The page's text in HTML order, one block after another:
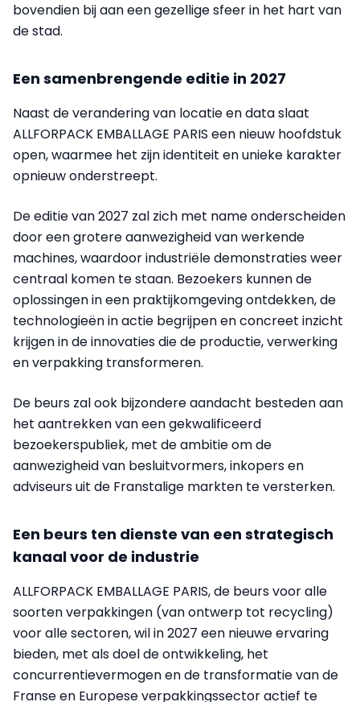
bovendien bij aan een gezellige sfeer in het hart van
de stad.
Een samenbrengende editie in 2027
Naast de verandering van locatie en data slaat
ALLFORPACK EMBALLAGE PARIS een nieuw hoofdstuk
open, waarmee het zijn identiteit en unieke karakter
opnieuw onderstreept.
De editie van 2027 zal zich met name onderscheiden
door een grotere aanwezigheid van werkende
machines, waardoor industriële demonstraties weer
centraal komen te staan. Bezoekers kunnen de
oplossingen in een praktijkomgeving ontdekken, de
technologieën in actie begrijpen en concreet inzicht
krijgen in de innovaties die de productie, verwerking
en verpakking transformeren.
De beurs zal ook bijzondere aandacht besteden aan
het aantrekken van een gekwalificeerd
bezoekerspubliek, met de ambitie om de
aanwezigheid van besluitvormers, inkopers en
adviseurs uit de Franstalige markten te versterken.
Een beurs ten dienste van een strategisch
kanaal voor de industrie
ALLFORPACK EMBALLAGE PARIS, de beurs voor alle
soorten verpakkingen (van ontwerp tot recycling)
voor alle sectoren, wil in 2027 een nieuwe ervaring
bieden, met als doel de ontwikkeling, het
concurrentievermogen en de transformatie van de
Franse en Europese verpakkingssector actief te